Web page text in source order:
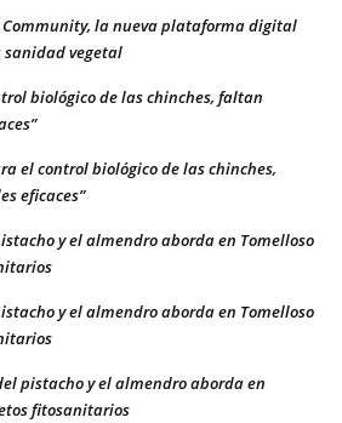
Community, la nueva plataforma digital
vegetal
biológico de las chinches, faltan
el control biológico de las chinches,
eficaces”
y el almendro aborda en Tomelloso
y el almendro aborda en Tomelloso
pistacho y el almendro aborda en
fitosanitarios